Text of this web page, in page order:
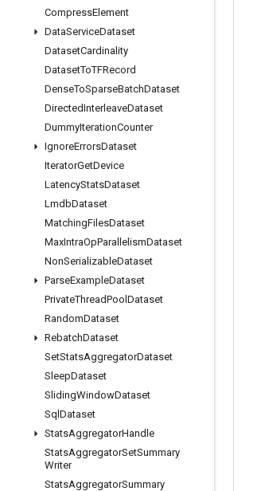
CompressElement
DataServiceDataset
DatasetCardinality
DatasetToTFRecord
DenseToSparseBatchDataset
DirectedInterleaveDataset
DummyIterationCounter
IgnoreErrorsDataset
IteratorGetDevice
LatencyStatsDataset
LmdbDataset
MatchingFilesDataset
MaxIntraOpParallelismDataset
NonSerializableDataset
ParseExampleDataset
PrivateThreadPool Dataset
RandomDataset
RebatchDataset
SetStatsAggregatorDataset
SleepDataset
SlidingWindowDataset
Sql Dataset
StatsAggregatorHandle
StatsAggregatorSetSummary
Writer
StatsAggregatorSummary